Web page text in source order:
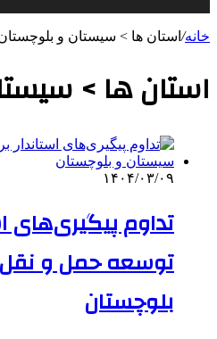
خانه/ استان ها > سیستان و
استان ها >
۱۴۰۴/۰۳/۰۹
تداوم پیگیری‌های
توسعه حمل و
بلوچستان